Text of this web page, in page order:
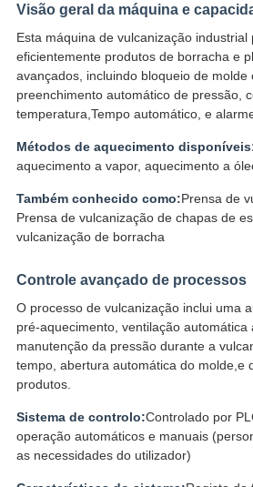
Visão geral da máquina e
Esta máquina de vulcanização industrial
eficientemente produtos de borracha e
avançados, incluindo bloqueio de molde
preenchimento automático de pressão,
temperatura,Tempo automático, e
Métodos de aquecimento
aquecimento a vapor, aquecimento a
Também conhecido como:Prensa de
Prensa de vulcanização de chapas de
vulcanização de borracha
Controle avançado de processos
O processo de vulcanização inclui uma
pré-aquecimento, ventilação automática
manutenção da pressão durante a
tempo, abertura automática do molde,e
produtos.
Sistema de controlo:Controlado por
operação automáticos e manuais
as necessidades do utilizador)